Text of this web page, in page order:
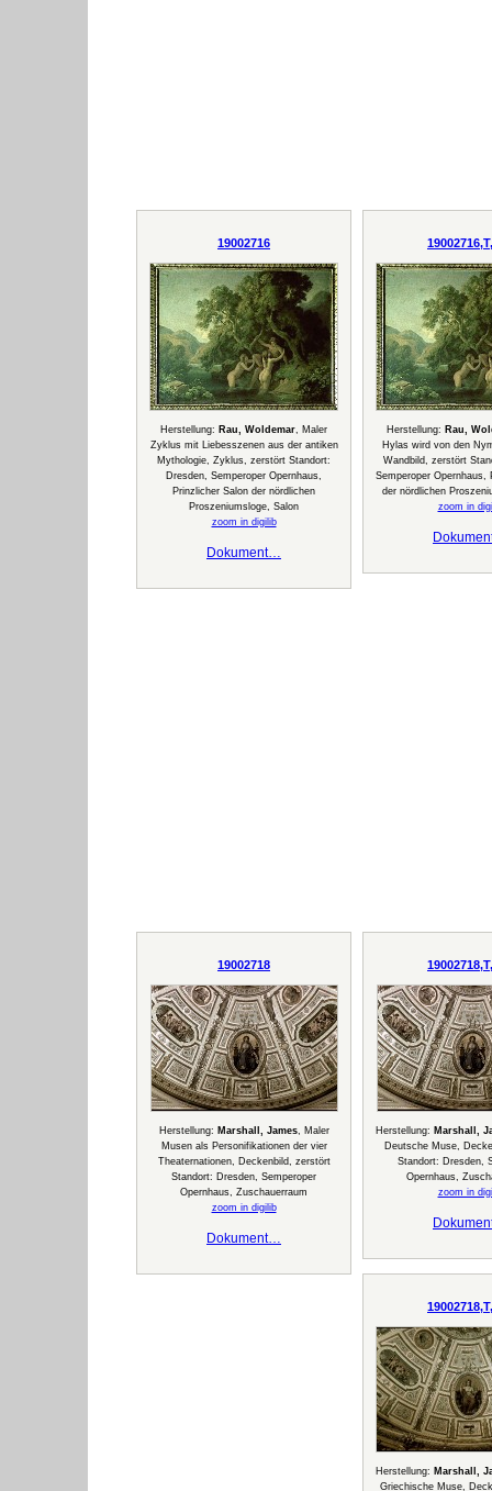
19002716
Herstellung: Rau, Woldemar, Maler
Zyklus mit Liebesszenen aus der antiken
Mythologie, Zyklus, zerstört Standort:
Dresden, Semperoper Opernhaus,
Prinzlicher Salon der nördlichen
Proszeniumsloge, Salon
zoom in digilib
Dokument…
Herstellung: Rau,
Hylas wird von den
Wandbild, zerstört
Semperoper Opernhaus,
der nördlichen
zoom in
19002718
Herstellung: Marshall, James, Maler
Musen als Personifikationen der vier
Theaternationen, Deckenbild, zerstört
Standort: Dresden, Semperoper
Opernhaus, Zuschauerraum
zoom in digilib
Dokument…
Herstellung: Marshall,
Deutsche Muse,
Standort: Dresden,
Opernhaus,
zoom in
Herstellung: Marshall,
Griechische Muse,